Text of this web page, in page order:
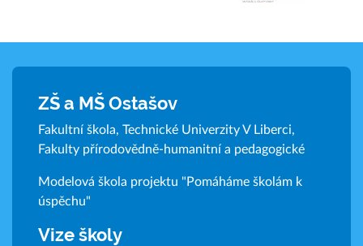
ZŠ a MŠ Ostašov
Fakultní škola, Technické Univerzity V Liberci,
Fakulty přírodovědně-humanitní a pedagogické
Modelová škola projektu "Pomáháme školám k
úspěchu"
Vize školy